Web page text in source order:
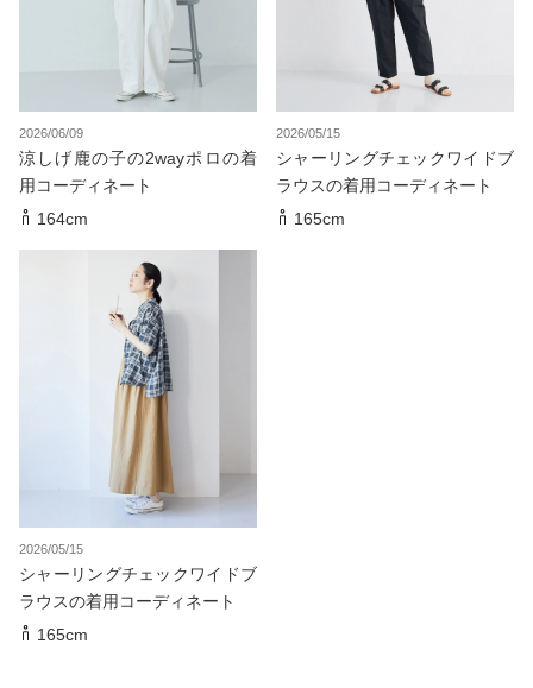
2026/06/09
涼しげ鹿の子の2wayポロの着
用コーディネート
164cm
2026/05/15
シャーリングチェックワイドブ
ラウスの着用コーディネート
165cm
2026/05/15
シャーリングチェックワイドブ
ラウスの着用コーディネート
165cm